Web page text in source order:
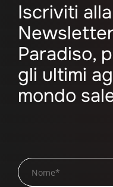
Iscriviti
Paradiso,
gli ultimi
mondo
Search
for: